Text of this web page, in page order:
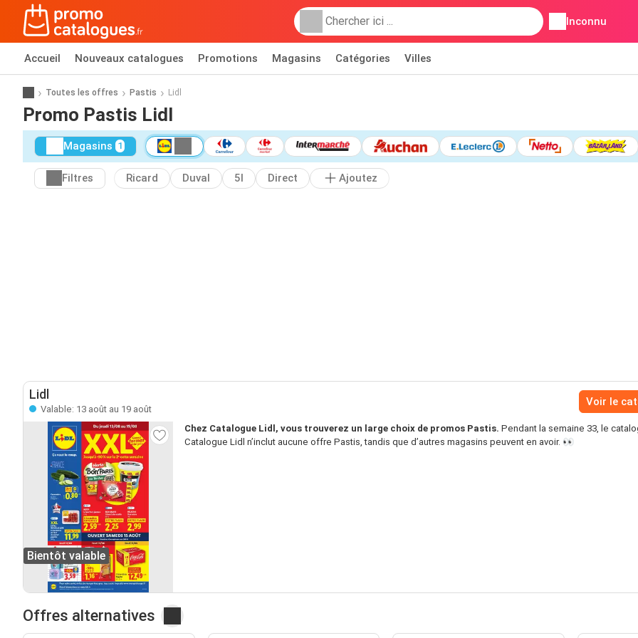
Inconnu
Accueil Nouveaux catalogues Promotions Magasins Catégories Villes
Toutes les offres Pastis Lidl
Promo Pastis Lidl
Magasins 1
Filtres Ricard Duval 5l Direct Ajoutez
Lidl
Valable: 13 août au 19 août
Voir le
Bientôt valable
Chez Catalogue Lidl, vous trouverez un large choix de promos Pastis. Pendant la semaine 33, le
Catalogue Lidl n’inclut aucune offre Pastis, tandis que d’autres magasins peuvent en avoir. 👀
Offres alternatives